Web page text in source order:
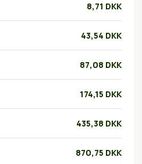
8,71 DKK
43,54 DKK
87,08 DKK
174,15 DKK
435,38 DKK
870,75 DKK